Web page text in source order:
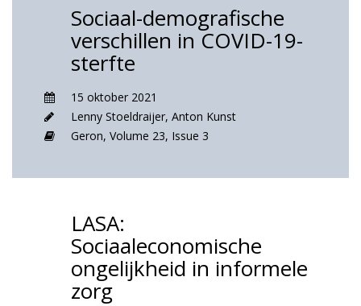
Sociaal-demografische
verschillen in COVID-19-
sterfte
15 oktober 2021
Lenny Stoeldraijer, Anton Kunst
Geron, Volume 23, Issue 3
LASA:
Sociaaleconomische
ongelijkheid in informele
zorg